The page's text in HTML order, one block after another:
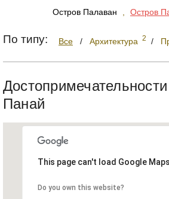
Остров Палаван
Остров
По типу: Все / Архитектура 2 /
Панай
This page can't load Google
Do you own this website?